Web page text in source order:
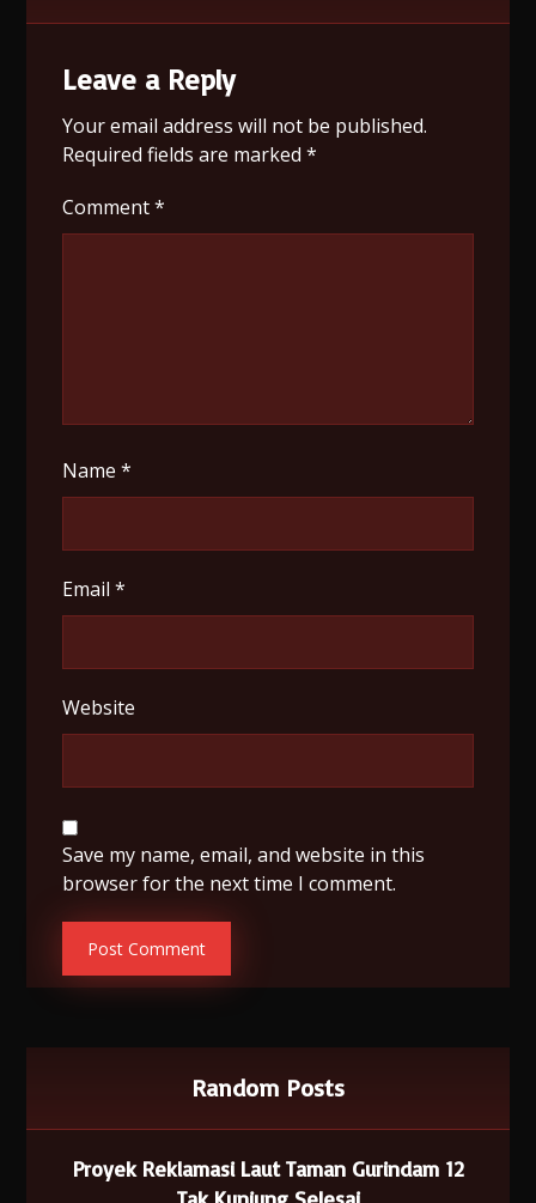
Leave a Reply
Your email address will not be published.
Required fields are marked*
Comment*
Name*
Email*
Website
Save my name, email, and website in this
browser for the next time I comment.
Random Posts
Proyek Reklamasi Laut Taman Gurindam 12